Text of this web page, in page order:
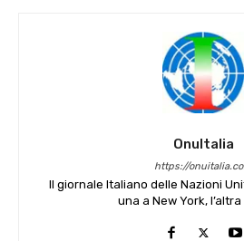
OnuItalia
https://
Il giornale Italiano delle Nazioni
una a New York, l’altra